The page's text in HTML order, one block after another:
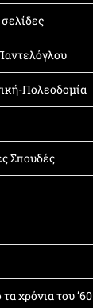
Πολεοδομία
Σπουδές
χρόνια του ’60